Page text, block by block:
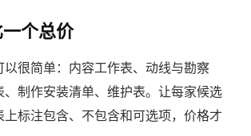
个总价
以很简单：内容工作表、动线与勘察
、制作安装清单、维护表。让每家候选
上标注包含、不包含和可选项，价格才